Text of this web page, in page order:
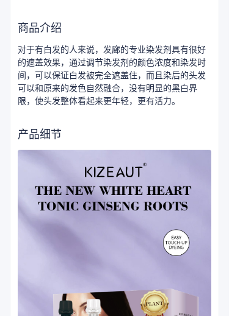
商品介绍
对于有白发的人来说，发廊的专业染发剂具有很好
的遮盖效果，通过调节染发剂的颜色浓度和染发时
间，可以保证白发被完全遮盖住，而且染后的头发
可以和原来的发色自然融合，没有明显的黑白界
限，使头发整体看起来更年轻，更有活力。
产品细节